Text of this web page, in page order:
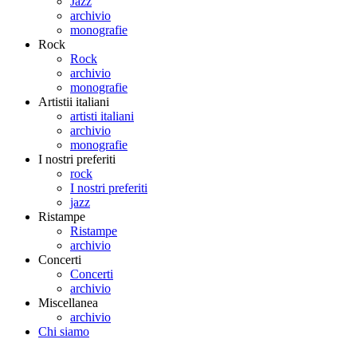
archivio
monografie
Rock
Rock
archivio
monografie
Artistii italiani
artisti italiani
archivio
monografie
I nostri preferiti
rock
I nostri preferiti
jazz
Ristampe
Ristampe
archivio
Concerti
Concerti
archivio
Miscellanea
archivio
Chi siamo